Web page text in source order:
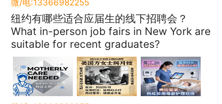
微/电:13366982255
纽约有哪些适合应届生的线下招聘会？
What in-person job fairs in New York are
suitable for recent graduates?